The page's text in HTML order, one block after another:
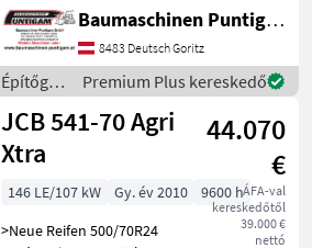
Durchfahrtsbreite 1.100
mm Referenznummer:
15114 Baumaschinen
Puntigam GmbH Unser
Spezialgebiet:
Baumaschinen Puntigam GmbH
8483 Deutsch Goritz
Építőgépek
/ JCB
Premium Plus kereskedő
JCB 541-70 Agri
Xtra
44.070
€
ÁFA-val
kereskedőtől
39.000 €
nettó
146 LE/107 kW Gy. év 2010
9600 h
>Neue Reifen 500/70R24